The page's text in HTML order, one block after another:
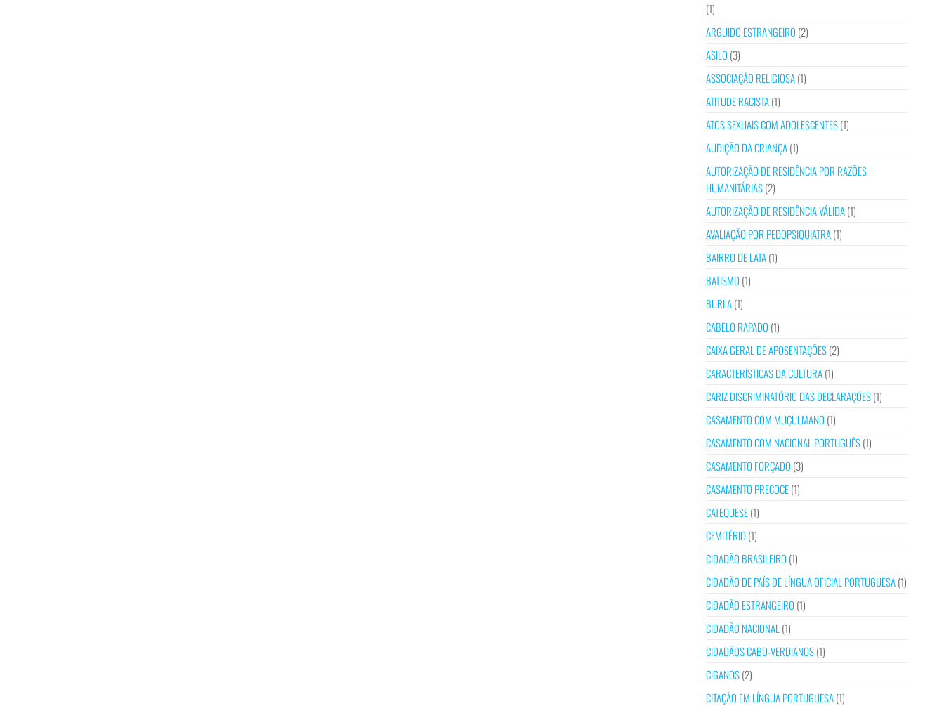
(1)
ARGUIDO ESTRANGEIRO (2)
ASILO (3)
ASSOCIAÇÃO RELIGIOSA(1)
ATITUDE RACISTA(1)
ATOS SEXUAIS COM ADOLESCENTES(1)
AUDIÇÃO DA CRIANÇA(1)
AUTORIZAÇÃO DE RESIDÊNCIA POR RAZÕES
HUMANITÁRIAS(2)
AUTORIZAÇÃO DE RESIDÊNCIA VÁLIDA(1)
AVALIAÇÃO POR PEDOPSIQUIATRA(1)
BAIRRO DE LATA(1)
BATISMO (1)
BURLA(1)
CABELO RAPADO (1)
CAIXA GERAL DE APOSENTAÇÕES(2)
CARACTERÍSTICAS DA CULTURA(1)
CARIZ DISCRIMINATÓRIO DAS DECLARAÇÕES(1)
CASAMENTO COM MUÇULMANO (1)
CASAMENTO COM NACIONAL PORTUGUÊS(1)
CASAMENTO FORÇADO (3)
CASAMENTO PRECOCE(1)
CATEQUESE(1)
CEMITÉRIO (1)
CIDADÃO BRASILEIRO (1)
CIDADÃO DE PAÍS DE LÍNGUA OFICIAL PORTUGUESA(1)
CIDADÃO ESTRANGEIRO (1)
CIDADÃO NACIONAL (1)
CIDADÃOS CABO-VERDIANOS(1)
CIGANOS(2)
CITAÇÃO EM LÍNGUA PORTUGUESA(1)